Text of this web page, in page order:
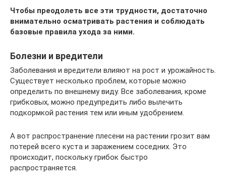
Чтобы преодолеть все эти трудности, достаточно
внимательно осматривать растения и соблюдать
базовые правила ухода за ними.
Болезни и вредители
Заболевания и вредители влияют на рост и урожайность.
Существует несколько проблем, которые можно
определить по внешнему виду. Все заболевания, кроме
грибковых, можно предупредить либо вылечить
подкормкой растения тем или иным удобрением.
А вот распространение плесени на растении грозит вам
потерей всего куста и заражением соседних. Это
происходит, поскольку грибок быстро
распространяется.